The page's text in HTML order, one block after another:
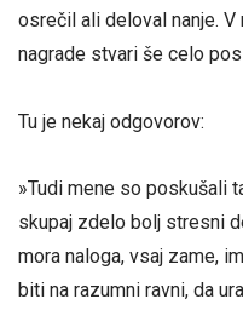
osrečil ali deloval nanje.
nagrade stvari še celo
Tu je nekaj odgovorov:
»Tudi mene so poskušali
skupaj zdelo bolj stresni
mora naloga, vsaj zame,
biti na razumni ravni, da